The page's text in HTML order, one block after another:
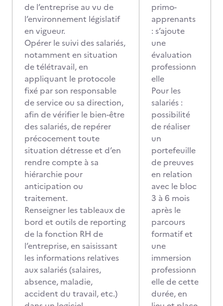
de l’entreprise au vu de
l’environnement législatif
en vigueur.
Opérer le suivi des salariés,
notamment en situation
de télétravail, en
appliquant le protocole
fixé par son responsable
de service ou sa direction,
afin de vérifier le bien-être
des salariés, de repérer
précocement toute
situation détresse et d’en
rendre compte à sa
hiérarchie pour
anticipation ou
traitement.
Renseigner les tableaux de
bord et outils de reporting
de la fonction RH de
l’entreprise, en saisissant
les informations relatives
aux salariés (salaires,
absence, maladie,
accident du travail, etc.)
primo-
apprenants
: s’ajoute
une
évaluation
professionn
elle
Pour les
salariés :
possibilité
de réaliser
un
portefeuille
de preuves
en relation
avec le bloc
3 à 6 mois
après le
parcours
formatif et
une
immersion
professionn
elle de cette
durée, en